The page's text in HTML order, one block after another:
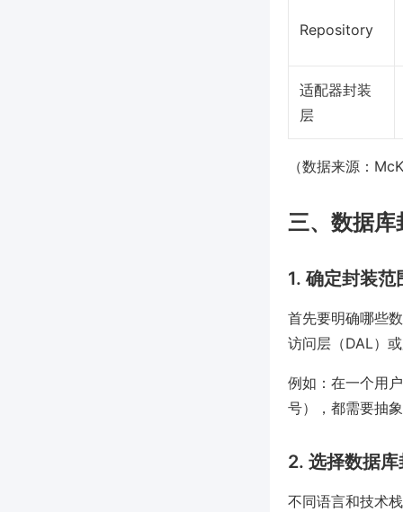
Repository
适配器封装
层
（数据来源：
三、数据库
1. 确定封装
首先要明确哪些
访问层（DAL）
例如：在一个用
号），都需要抽
2. 选择数据
不同语言和技术